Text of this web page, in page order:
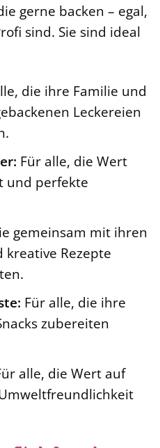
gerne backen – egal,
sind. Sie sind ideal
die ihre Familie und
Leckereien
Für alle, die Wert
und perfekte
gemeinsam mit ihren
Rezepte
Für alle, die ihre
zubereiten
alle, die Wert auf